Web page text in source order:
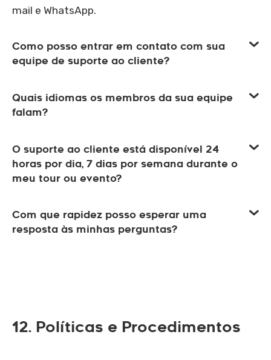
mail e WhatsApp.
Como posso entrar em contato com sua
equipe de suporte ao cliente?
Quais idiomas os membros da sua equipe
falam?
O suporte ao cliente está disponível 24
horas por dia, 7 dias por semana durante o
meu tour ou evento?
Com que rapidez posso esperar uma
resposta às minhas perguntas?
12. Políticas e Procedimentos